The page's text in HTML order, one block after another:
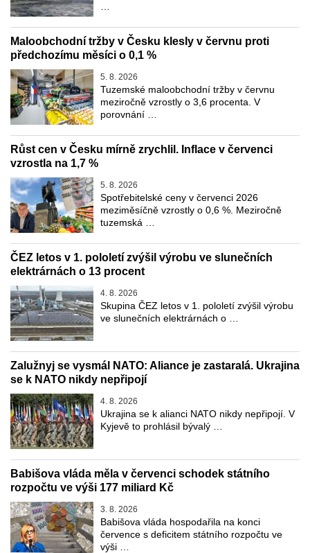
Maloobchodní tržby v Česku klesly v červnu proti
předchozímu měsíci o 0,1 %
5. 8. 2026
Tuzemské maloobchodní tržby v červnu
meziročně vzrostly o 3,6 procenta. V
porovnání …
Růst cen v Česku mírně zrychlil. Inflace v červenci
vzrostla na 1,7 %
5. 8. 2026
Spotřebitelské ceny v červenci 2026
meziměsíčně vzrostly o 0,6 %. Meziročně
tuzemská …
ČEZ letos v 1. pololetí zvýšil výrobu ve slunečních
elektrárnách o 13 procent
4. 8. 2026
Skupina ČEZ letos v 1. pololetí zvýšil výrobu
ve slunečních elektrárnách o …
Zalužnyj se vysmál NATO: Aliance je zastaralá. Ukrajina
se k NATO nikdy nepřipojí
4. 8. 2026
Ukrajina se k alianci NATO nikdy nepřipojí. V
Kyjevě to prohlásil bývalý …
Babišova vláda měla v červenci schodek státního
rozpočtu ve výši 177 miliard Kč
3. 8. 2026
Babišova vláda hospodařila na konci
července s deficitem státního rozpočtu ve
výši …